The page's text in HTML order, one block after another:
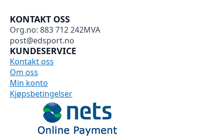
KONTAKT OSS
Org.no: 883 712 242MVA
post@edsport.no
KUNDESERVICE
Kontakt oss
Om oss
Min konto
Kjøpsbetingelser